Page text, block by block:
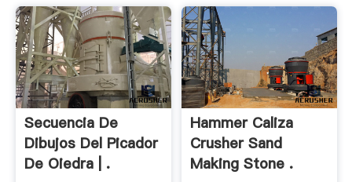
Secuencia De
Dibujos Del Picador
De Oiedra | .
Hammer Caliza
Crusher Sand
Making Stone .